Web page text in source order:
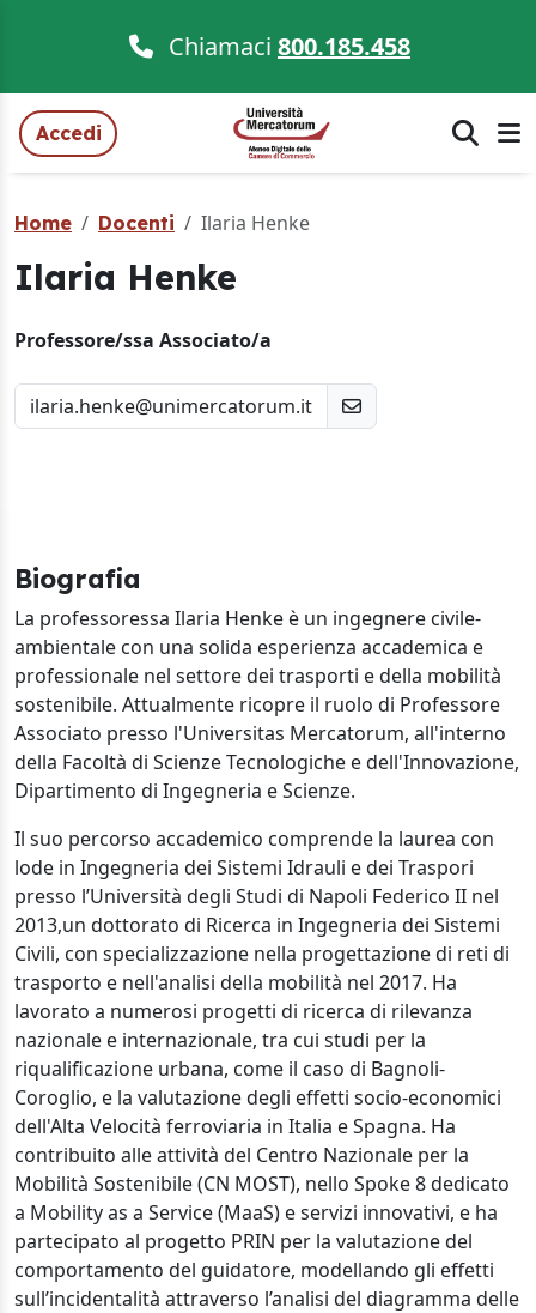
Chiamaci 800.185.458
Accedi
Home Docenti Ilaria Henke
Ilaria Henke
Professore/ssa Associato/a
ilaria.henke@unimercatorum.it
Biografia
La professoressa Ilaria Henke è un ingegnere civile-
ambientale con una solida esperienza accademica e
professionale nel settore dei trasporti e della mobilità
sostenibile. Attualmente ricopre il ruolo di Professore
Associato presso l'Universitas Mercatorum, all'interno
della Facoltà di Scienze Tecnologiche e dell'Innovazione,
Dipartimento di Ingegneria e Scienze.
Il suo percorso accademico comprende la laurea con
lode in Ingegneria dei Sistemi Idrauli e dei Traspori
presso l’Università degli Studi di Napoli Federico II nel
2013,un dottorato di Ricerca in Ingegneria dei Sistemi
Civili, con specializzazione nella progettazione di reti di
trasporto e nell'analisi della mobilità nel 2017. Ha
lavorato a numerosi progetti di ricerca di rilevanza
nazionale e internazionale, tra cui studi per la
riqualificazione urbana, come il caso di Bagnoli-
Coroglio, e la valutazione degli effetti socio-economici
dell'Alta Velocità ferroviaria in Italia e Spagna. Ha
contribuito alle attività del Centro Nazionale per la
Mobilità Sostenibile (CN MOST), nello Spoke 8 dedicato
a Mobility as a Service (MaaS) e servizi innovativi, e ha
partecipato al progetto PRIN per la valutazione del
comportamento del guidatore, modellando gli effetti
sull’incidentalità attraverso l’analisi del diagramma delle